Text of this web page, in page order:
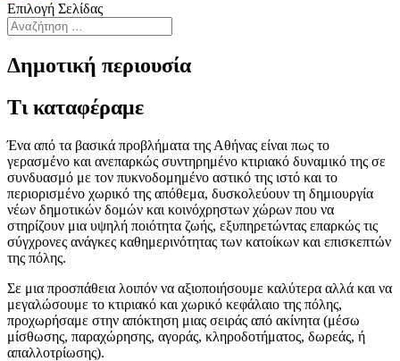
Επιλογή Σελίδας
Δημοτική περιουσία
Τι καταφέραμε
Ένα από τα βασικά προβλήματα της Αθήνας είναι πως το
γερασμένο και ανεπαρκώς συντηρημένο κτιριακό δυναμικό της σε
συνδυασμό με τον πυκνοδομημένο αστικό της ιστό και το
περιορισμένο χωρικό της απόθεμα, δυσκολεύουν τη δημιουργία
νέων δημοτικών δομών και κοινόχρηστων χώρων που να
στηρίζουν μια υψηλή ποιότητα ζωής, εξυπηρετώντας επαρκώς τις
σύγχρονες ανάγκες καθημερινότητας των κατοίκων και επισκεπτών
της πόλης.
Σε μια προσπάθεια λοιπόν να αξιοποιήσουμε καλύτερα αλλά και να
μεγαλώσουμε το κτιριακό και χωρικό κεφάλαιο της πόλης,
προχωρήσαμε στην απόκτηση μιας σειράς από ακίνητα (μέσω
μίσθωσης, παραχώρησης, αγοράς, κληροδοτήματος, δωρεάς, ή
απαλλοτρίωσης).